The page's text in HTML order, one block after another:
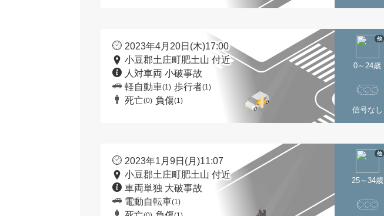
2023年4月20日(木)17:00
小豆郡土庄町肥土山 付近
人対車両 小破事故
軽自動車(1) 歩行者(1)
死亡(0) 負傷(1)
0～24歳
他
信号なし
2023年1月9日(月)11:07
小豆郡土庄町肥土山 付近
車両単独 大破事故
電動自転車(1)
25～34歳
他